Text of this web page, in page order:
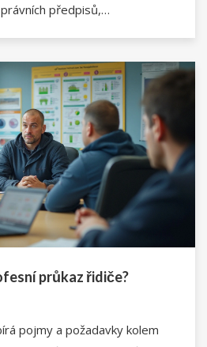
předpisů,
průkaz řidiče?
pojmy a požadavky kolem